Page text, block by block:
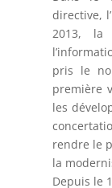
directive,
2013, la
pris le
première
les
rendre le
la
Depuis le